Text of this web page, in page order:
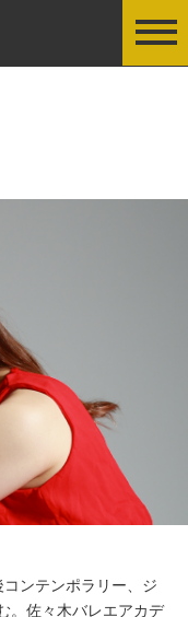
ンテンポラリー、ジ
。佐々木バレエアカデ